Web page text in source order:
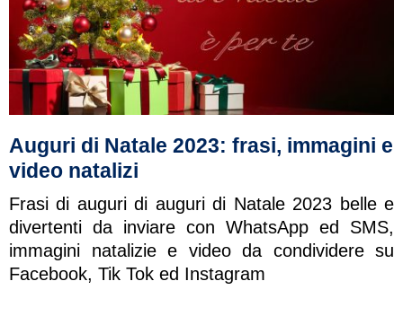
Auguri di Natale 2023: frasi, immagini e
video natalizi
Frasi di auguri di auguri di Natale 2023 belle e
divertenti da inviare con WhatsApp ed SMS,
immagini natalizie e video da condividere su
Facebook, Tik Tok ed Instagram